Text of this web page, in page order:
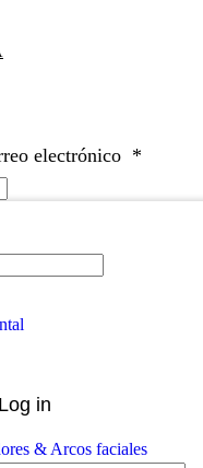
electrónico *
Log in
& Arcos faciales